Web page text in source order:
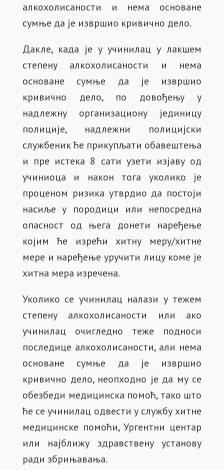
алкохолисаности и нема основане
сумње да је извршио кривично дело.
Дакле, када је у учинилац у лакшем
степену алкохолисаности и нема
основане сумње да је извршио
кривично дело, по довођењу у
надлежну организациону јединицу
полиције, надлежни полицијски
службеник ће прикупљати обавештења
и пре истека 8 сати узети изјаву од
учиниоца и након тога уколико је
проценом ризика утврдио да постоји
насиље у породици или непосредна
опасност од њега донети наређење
којим ће изрећи хитну меру/хитне
мере и наређење уручити лицу коме је
хитна мера изречена.
Уколико се учинилац налази у тежем
степену алкохолисаности или ако
учинилац очигледно теже подноси
последице алкохолисаности, али нема
основане сумње да је извршио
кривично дело, неопходно је да му се
обезбеди медицинска помоћ, тако што
ће се учинилац одвести у службу хитне
медицинске помоћи, Ургентни центар
или најближу здравствену установу
ради збрињавања.